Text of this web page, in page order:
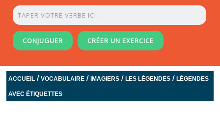
CONJUGUER CRÉER UN EXERCICE
ACCUEIL /VOCABULAIRE / IMAGIERS /LES LÉGENDES /LÉGENDES
AVEC ÉTIQUETTES